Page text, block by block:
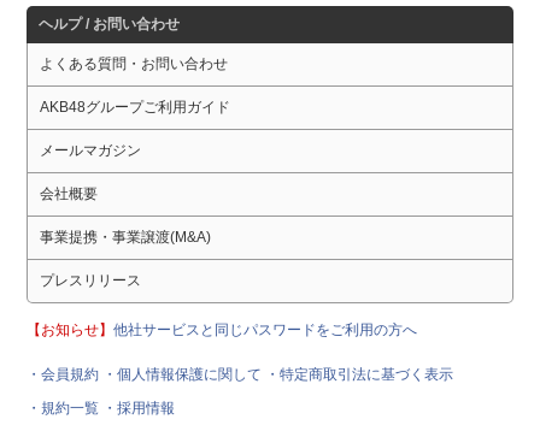
ヘルプ / お問い合わせ
よくある質問・お問い合わせ
AKB48グループご利用ガイド
メールマガジン
会社概要
事業提携・事業譲渡(M&A)
プレスリリース
【お知らせ】他社サービスと同じパスワードをご利用の方へ
・会員規約 ・個人情報保護に関して
・特定商取引法に基づく表示
・規約一覧 ・採用情報